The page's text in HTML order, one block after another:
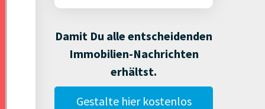
Damit Du alle entscheidenden
Immobilien-Nachrichten
erhältst.
Gestalte hier kostenlos